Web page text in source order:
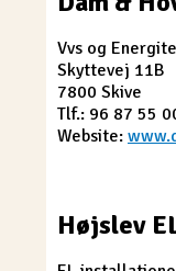
Vvs og
Skyttevej 11B
7800 Skive
Tlf.: 96 87 55
Website:
Højslev